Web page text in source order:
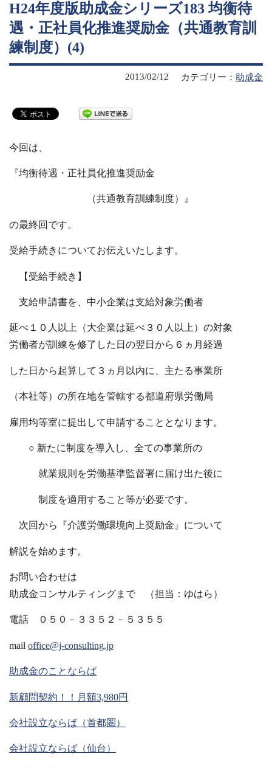
H24年度版助成金シリーズ183 均衡待
遇・正社員化推進奨励金（共通教育訓
練制度）(4)
カテゴリー： 助成金
2013/02/12
今回は、
『均衡待遇・正社員化推進奨励金
（共通教育訓練制度）』
の最終回です。
受給手続きについてお伝えいたします。
【受給手続き】
支給申請書を、中小企業は支給対象労働者
延べ１０人以上（大企業は延べ３０人以上）の対象
労働者が訓練を修了した日の翌日から６ヵ月経過
した日から起算して３ヵ月以内に、主たる事業所
（本社等）の所在地を管轄する都道府県労働局
雇用均等室に提出して申請することとなります。
○ 新たに制度を導入し、全ての事業所の
就業規則を労働基準監督署に届け出た後に
制度を適用すること等が必要です。
次回から『介護労働環境向上奨励金』について
解説を始めます。
お問い合わせは
助成金コンサルティングまで （担当：ゆはら）
電話 ０５０－３３５２－５３５５
mail office@j-consulting.jp
助成金のことならば
新顧問契約！！月額3,980円
会社設立ならば（首都圏）
会社設立ならば（仙台）